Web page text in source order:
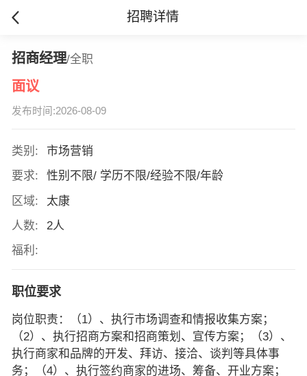
招聘详情
招商经理/全职
面议
发布时间:2026-08-09
类别:
市场营销
要求:
性别不限/ 学历不限/经验不限/年龄
区域:
太康
人数:
2人
福利:
职位要求
岗位职责：（1）、执行市场调查和情报收集方案；
（2）、执行招商方案和招商策划、宣传方案；（3）、
执行商家和品牌的开发、拜访、接洽、谈判等具体事
务；（4）、执行签约商家的进场、筹备、开业方案；